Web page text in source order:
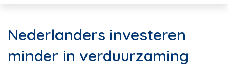
Nederlanders investeren
minder in verduurzaming